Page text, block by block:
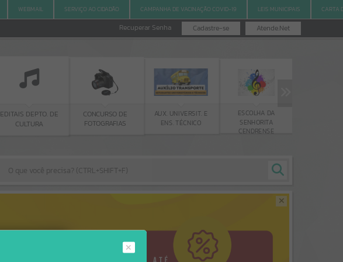
WEBMAIL SERVIÇO AO CIDADÃO CAMPANHA DE VACINAÇÃO COVID-19 LEIS MUNICIPAIS CARTA
Atende.Net
Cadastre-se
Recuperar Senha
EDITAIS DEPTO. DE
CULTURA
CONCURSO DE
FOTOGRAFIAS
AUX. UNIVERSIT. E
ENS. TÉCNICO
ESCOLHA DA
SENHORITA
CENDRENSE